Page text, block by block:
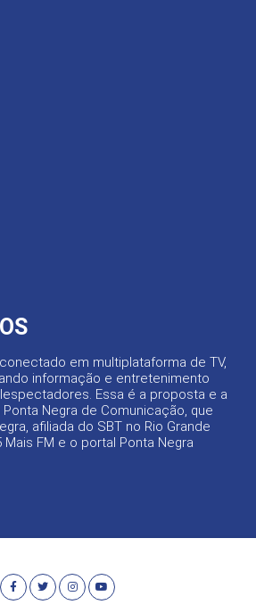
em multiplataforma de TV,
informação e entretenimento
Essa é a proposta e a
Negra de Comunicação, que
afiliada do SBT no Rio Grande
FM e o portal Ponta Negra